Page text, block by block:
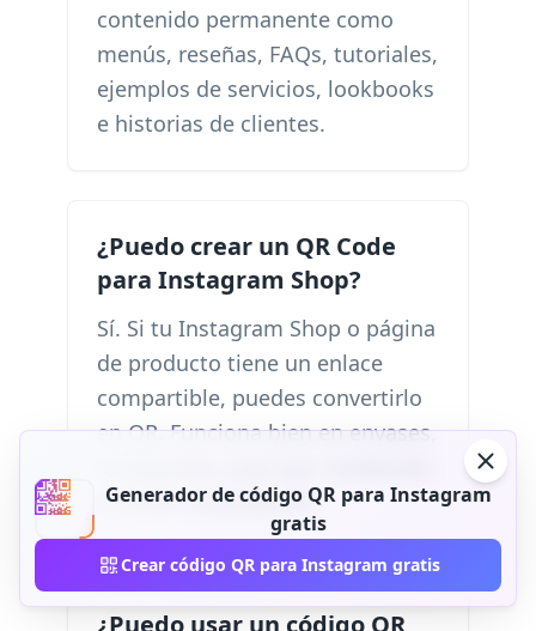
contenido permanente como
menús, reseñas, FAQs, tutoriales,
ejemplos de servicios, lookbooks
e historias de clientes.
¿Puedo crear un QR Code
para Instagram Shop?
Sí. Si tu Instagram Shop o página
de producto tiene un enlace
compartible, puedes convertirlo
en QR. Funciona bien en envases,
e inserts de producto.
¿Puedo usar un código QR
Generador de código QR para Instagram
gratis
Crear código QR para Instagram gratis